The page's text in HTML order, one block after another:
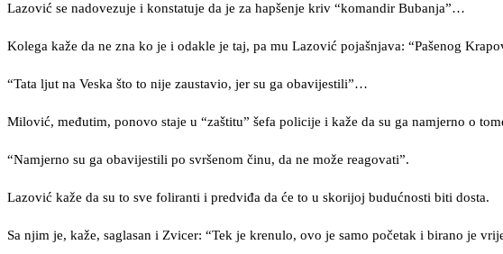
Lazović se nadovezuje i konstatuje da je za hapšenje kriv “komandir Bubanja”…
Kolega kaže da ne zna ko je i odakle je taj, pa mu Lazović pojašnjava: “Pašenog
“Tata ljut na Veska što to nije zaustavio, jer su ga obavijestili”…
Milović, međutim, ponovo staje u “zaštitu” šefa policije i kaže da su ga namjerno o
“Namjerno su ga obavijestili po svršenom činu, da ne može reagovati”.
Lazović kaže da su to sve foliranti i predviđa da će to u skorijoj budućnosti biti dosta.
Sa njim je, kaže, saglasan i Zvicer: “Tek je krenulo, ovo je samo početak i birano je